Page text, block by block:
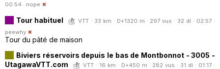
00:54 · nope
Tour habituel
VTT · 33 km · D+1320 m · 297 vus · 32 dl · 02:57 ·
peewhy
Tour du pâté de maison
Biviers réservoirs depuis le bas de Montbonnot - 3005 -
UtagawaVTT.com
VTT · 16 km · D+450 m · 282 vus · 31 dl · 01:17 ·